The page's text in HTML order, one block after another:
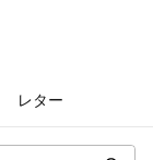
レター